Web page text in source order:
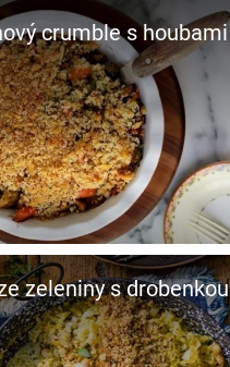
crumble s houbami
zeleniny s drobenkou